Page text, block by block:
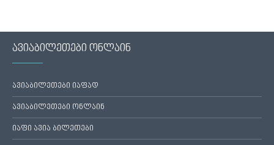
ავიაბილეთები ონლაინ
ავიაბილეთები იაფად
ავიაბილეთები ონლაინ
იაფი ავია ბილეთები